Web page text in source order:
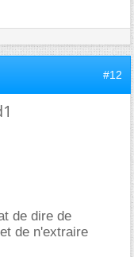
#12
de dire de
de n'extraire